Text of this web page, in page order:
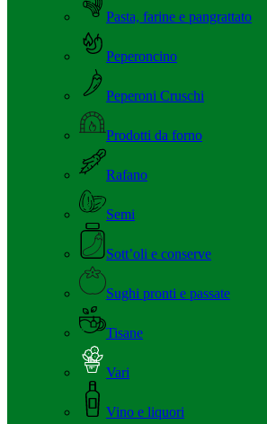
Pasta, farine e pangrattato
Peperoncino
Peperoni Cruschi
Prodotti da forno
Rafano
Semi
Sott’oli e conserve
Sughi pronti e passate
Tisane
Vari
Vino e liquori